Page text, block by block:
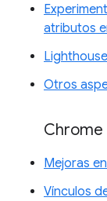
atributos
Otros
Chrome
Mejoras
Vínculos